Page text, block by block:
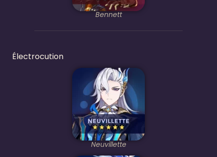
Bennett
Électrocution
Neuvillette